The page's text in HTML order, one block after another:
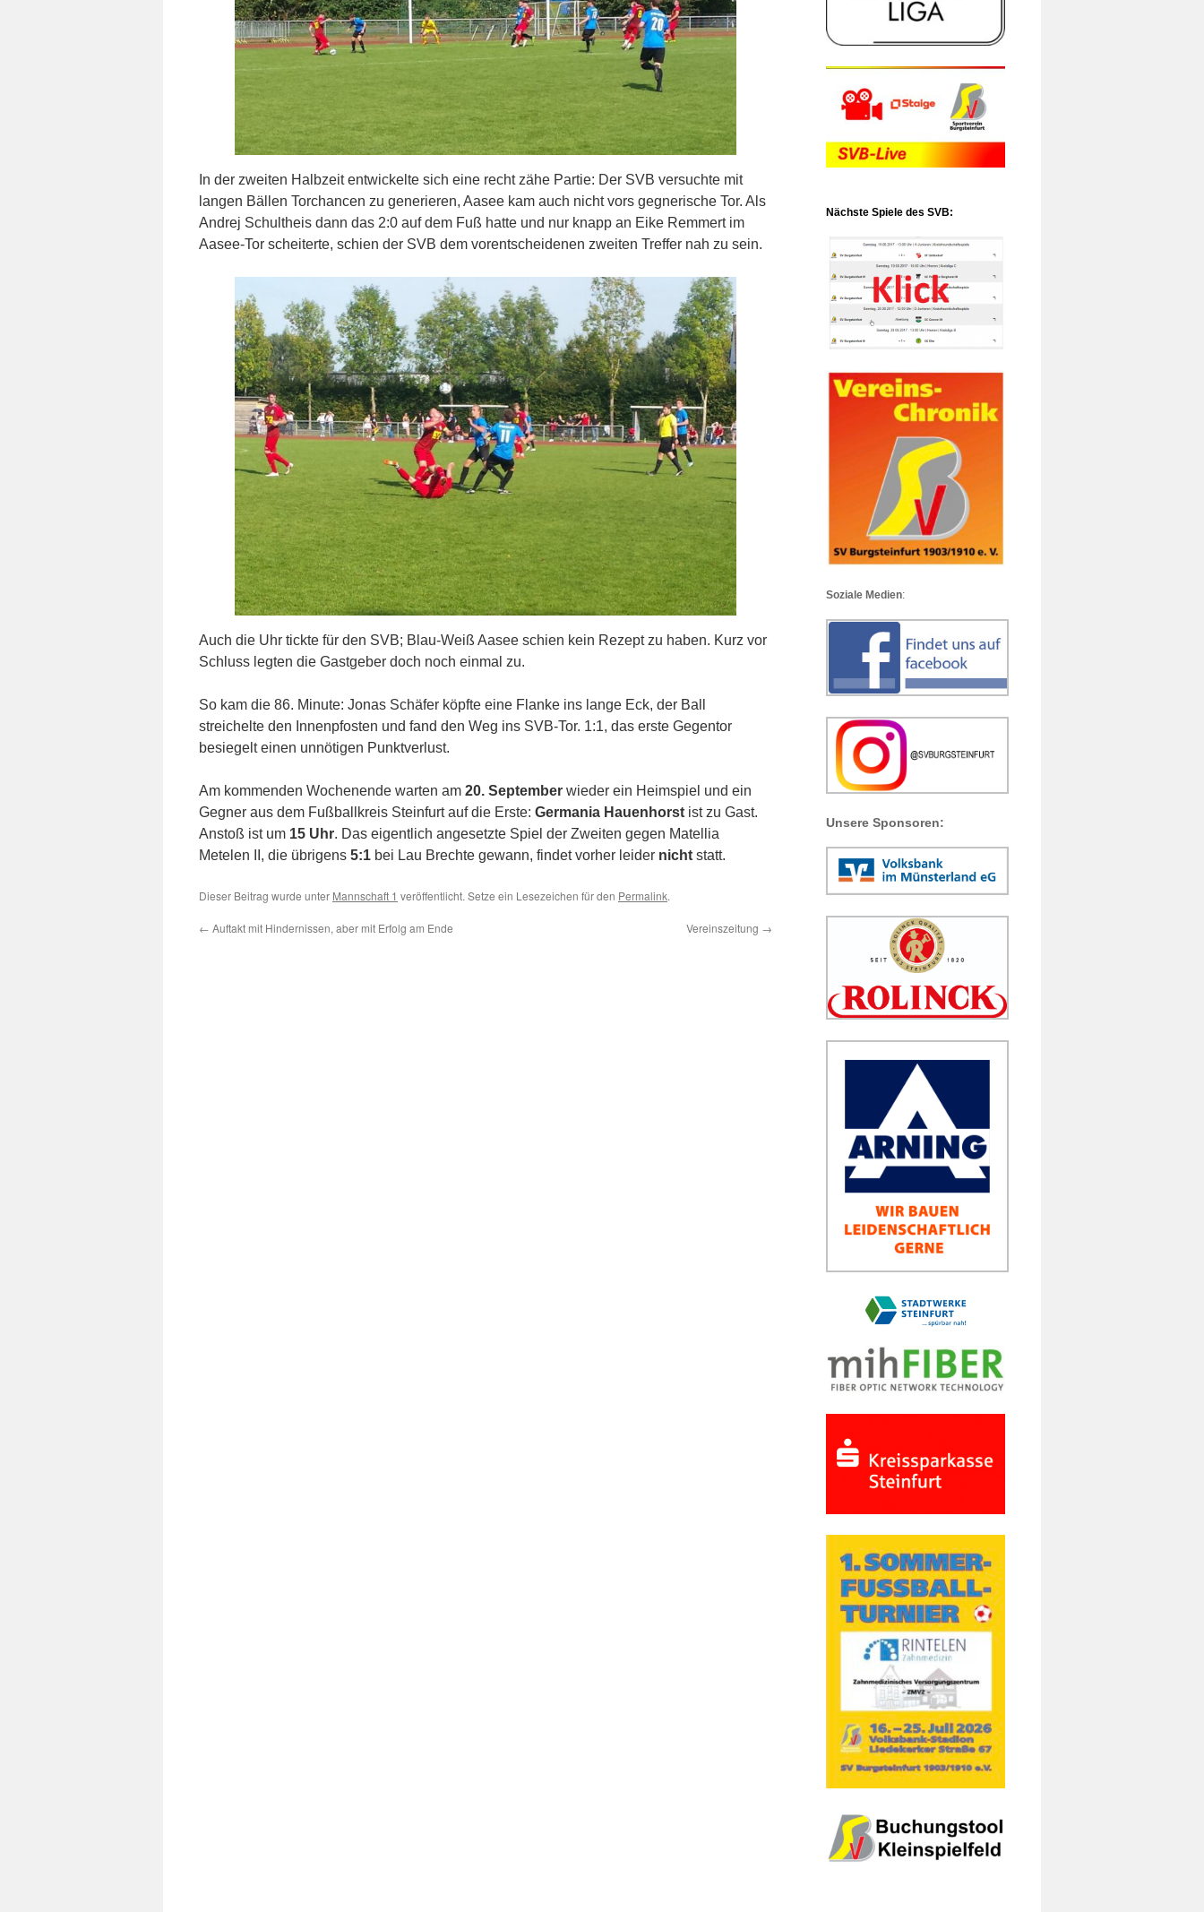
In der zweiten Halbzeit entwickelte sich eine recht zähe Partie: Der SVB versuchte mit
langen Bällen Torchancen zu generieren, Aasee kam auch nicht vors gegnerische Tor. Als
Andrej Schultheis dann das 2:0 auf dem Fuß hatte und nur knapp an Eike Remmert im
Aasee-Tor scheiterte, schien der SVB dem vorentscheidenen zweiten Treffer nah zu sein.
Auch die Uhr tickte für den SVB; Blau-Weiß Aasee schien kein Rezept zu haben. Kurz vor
Schluss legten die Gastgeber doch noch einmal zu.
So kam die 86. Minute: Jonas Schäfer köpfte eine Flanke ins lange Eck, der Ball
streichelte den Innenpfosten und fand den Weg ins SVB-Tor. 1:1, das erste Gegentor
besiegelt einen unnötigen Punktverlust.
Am kommenden Wochenende warten am 20. September wieder ein Heimspiel und ein
Gegner aus dem Fußballkreis Steinfurt auf die Erste: Germania Hauenhorst ist zu Gast.
Anstoß ist um 15 Uhr. Das eigentlich angesetzte Spiel der Zweiten gegen Matellia
Metelen II, die übrigens 5:1 bei Lau Brechte gewann, findet vorher leider nicht statt.
Dieser Beitrag wurde unter Mannschaft 1 veröffentlicht. Setze ein Lesezeichen für den Permalink.
← Auftakt mit Hindernissen, aber mit Erfolg am Ende Vereinszeitung →
Nächste Spiele des SVB:
Soziale Medien:
Unsere Sponsoren: